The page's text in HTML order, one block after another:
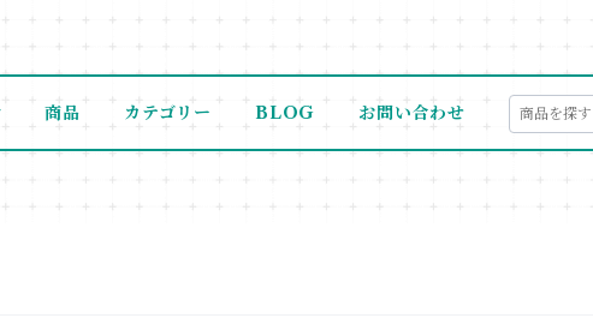
商品 カテゴリー BLOG お問い合わせ